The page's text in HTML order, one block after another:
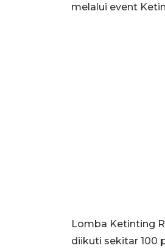
melalui event
Lomba Ketinting
diikuti sekitar 100